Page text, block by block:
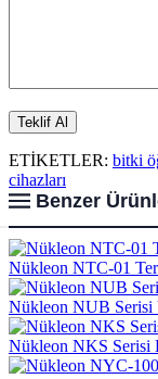
ETİKETLER: bitki
cihazları
Benzer
Nükleon NTC-01
Nükleon NUB Serisi
Nükleon NKS Serisi